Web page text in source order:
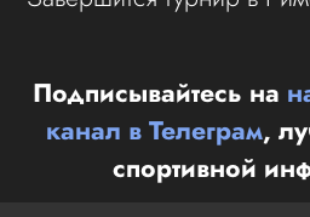
Подписывайтесь на
канал в Телеграм,
спортивной